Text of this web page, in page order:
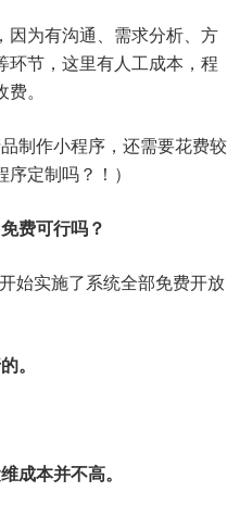
因为有沟通、需求分析、方
环节，这里有人工成本，程
。
制作小程序，还需要花费较
定制吗？！）
费可行吗？
始实施了系统全部免费开放
。
成本并不高。